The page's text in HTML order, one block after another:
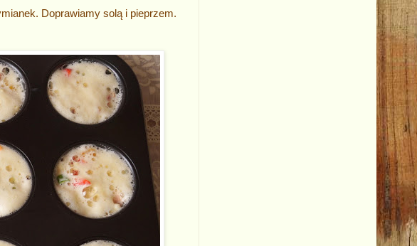
Doprawiamy solą i pieprzem.